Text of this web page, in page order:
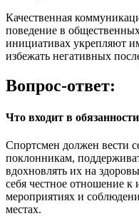
Качественная
поведение в
инициативах укрепляют
избежать негативных
Вопрос-ответ:
Что входит в
Спортсмен должен вести
поклонникам,
вдохновлять их на
себя честное отношение к
мероприятиях и
местах.